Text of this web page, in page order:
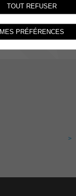
TOUT REFUSER
MES PRÉFÉRENCES